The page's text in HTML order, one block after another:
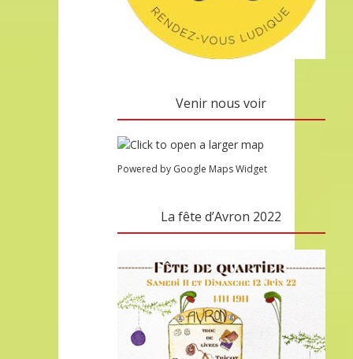
Venir nous voir
Powered by Google Maps Widget
La fête d’Avron 2022